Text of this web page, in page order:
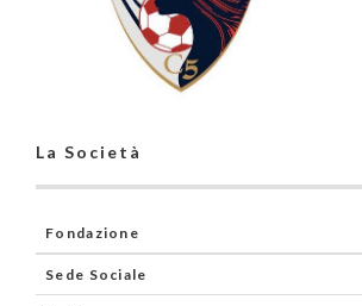
La Società
Fondazione
Sede Sociale